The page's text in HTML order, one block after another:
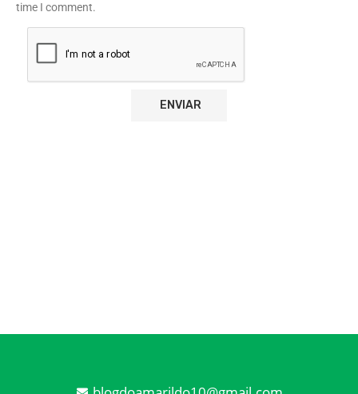
time I comment.